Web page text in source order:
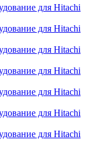
для Hitachi
для Hitachi
для Hitachi
для Hitachi
для Hitachi
для Hitachi
для Hitachi